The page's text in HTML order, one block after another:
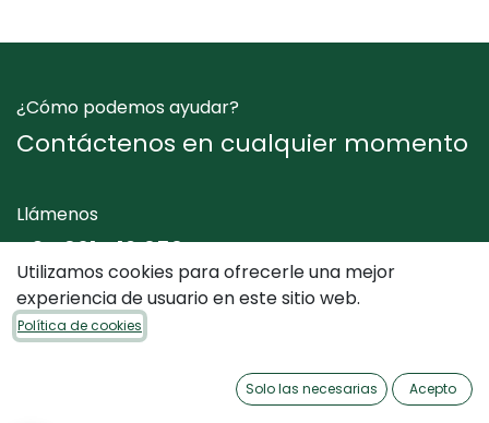
¿Cómo podemos ayudar?
Contáctenos en cualquier momento
Llámenos
+34 961 412 050
Envíenos un mensaje
Utilizamos cookies para ofrecerle una mejor
experiencia de usuario en este sitio web.
Política de cookies
Solo las necesarias Acepto